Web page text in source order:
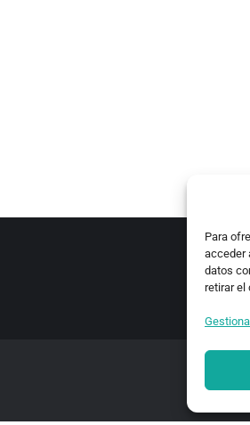
Para
acceder
datos
retirar el